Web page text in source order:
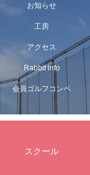
お知らせ
工房
アクセス
Rabbit info
会員ゴルフコンペ
スクール